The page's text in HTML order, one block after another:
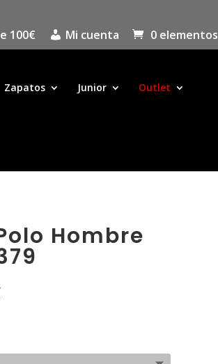
100€ Mi cuenta 0 elementos
Zapatos Junior Outlet
Hombre
El
precio
59,00 €.